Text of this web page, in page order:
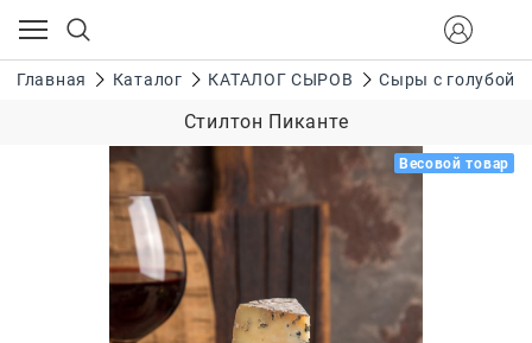
Главная Каталог КАТАЛОГ СЫРОВ Сыры с голубой
Стилтон Пиканте
Весовой товар